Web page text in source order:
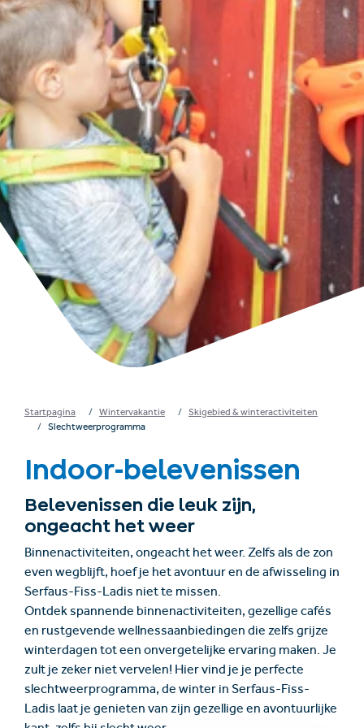
Accommodatie
vinden
Ticket- &
cadeaushop
Nederlands
+43/5476/6239
info@serfaus-fiss-ladis.at
Startpagina Wintervakantie
Skigebied & winteractiviteiten
Slechtweerprogramma
Indoor-belevenissen
Belevenissen die leuk zijn,
ongeacht het weer
Binnenactiviteiten, ongeacht het weer. Zelfs als de zon
even wegblijft, hoef je het avontuur en de afwisseling in
Serfaus-Fiss-Ladis niet te missen.
Ontdek spannende binnenactiviteiten, gezellige cafés
en rustgevende wellnessaanbiedingen die zelfs grijze
winterdagen tot een onvergetelijke ervaring maken. Je
zult je zeker niet vervelen! Hier vind je je perfecte
slechtweerprogramma, de winter in Serfaus-Fiss-
Ladis laat je genieten van zijn gezellige en avontuurlijke